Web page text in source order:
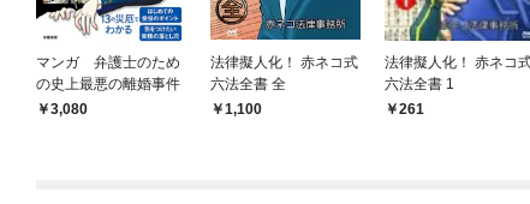
マンガ 弁護士のため
の史上最悪の離婚事件
3,080
法律擬人化！ 赤ネコ式
六法全書 全
1,100
法律擬人化！ 赤ネコ
六法全書 1
261